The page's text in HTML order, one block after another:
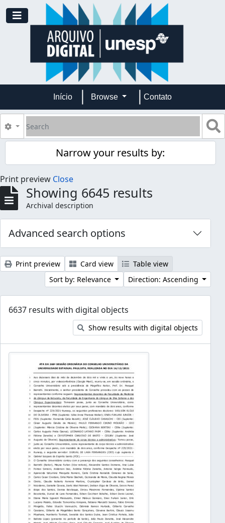
Skip to main content
Toggle navigation
Início Browse Contato
Search
Search options
Narrow your results by:
Print preview Close
Showing 6645 results
Archival description
Advanced search options
Print preview Card view
Table view
Sort by: Relevance
Direction: Ascending
6637 results with digital objects
Show results with digital objects